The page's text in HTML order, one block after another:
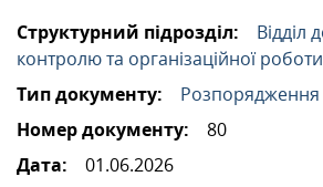
Структурний підрозділ:
Відділ
контролю та організаційної роботи
Тип документу:
Розпорядження
Номер документу:
80
Дата:
01.06.2026
ДОКУМЕНТИ
ГРОМАДСЬКОСТІ
МІЖНАРОДНА СПІВПРАЦЯ